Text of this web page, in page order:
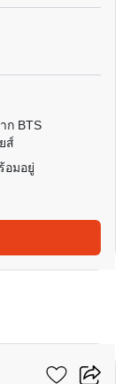
ก BTS
ส์
อมอยู่